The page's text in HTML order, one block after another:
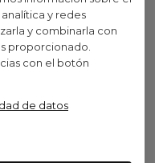
y redes
y combinarla con
proporcionado.
con el botón
de datos